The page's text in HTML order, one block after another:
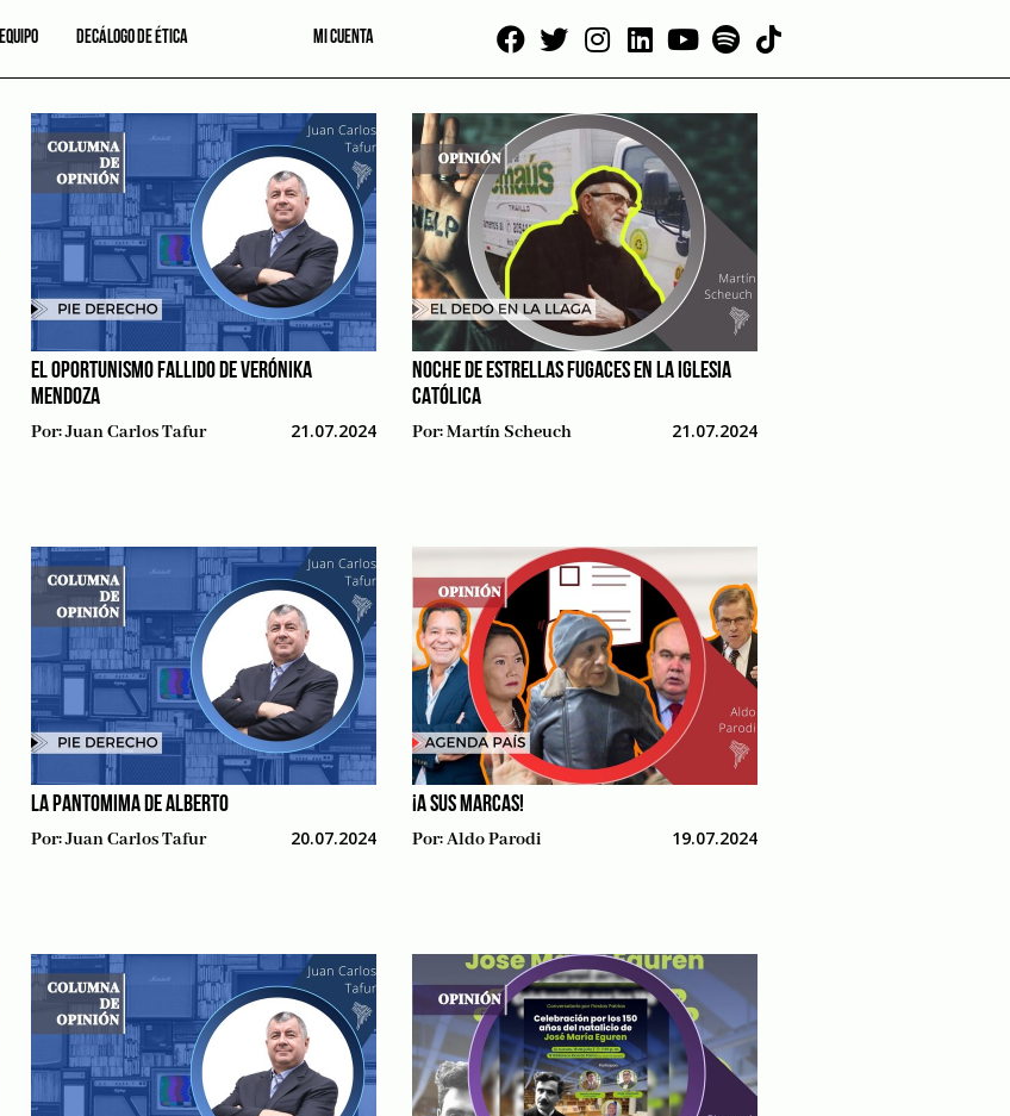
EQUIPO DECÁLOGO DE ÉTICA MI CUENTA
EL OPORTUNISMO FALLIDO DE VERÓNIKA
MENDOZA
Por:Juan Carlos Tafur 21.07.2024
NOCHE DE ESTRELLAS FUGACES EN LA IGLESIA
CATÓLICA
Por:Martín Scheuch 21.07.2024
LA PANTOMIMA DE ALBERTO
Por:Juan Carlos Tafur 20.07.2024
¡A SUS MARCAS!
Por:Aldo Parodi 19.07.2024